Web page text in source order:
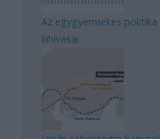
Az egygyermekes
kihívásai